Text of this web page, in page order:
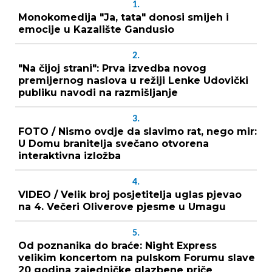
1.
Monokomedija "Ja, tata" donosi smijeh i
emocije u Kazalište Gandusio
2.
"Na čijoj strani": Prva izvedba novog
premijernog naslova u režiji Lenke Udovički
publiku navodi na razmišljanje
3.
FOTO / Nismo ovdje da slavimo rat, nego mir:
U Domu branitelja svečano otvorena
interaktivna izložba
4.
VIDEO / Velik broj posjetitelja uglas pjevao
na 4. Večeri Oliverove pjesme u Umagu
5.
Od poznanika do braće: Night Express
velikim koncertom na pulskom Forumu slave